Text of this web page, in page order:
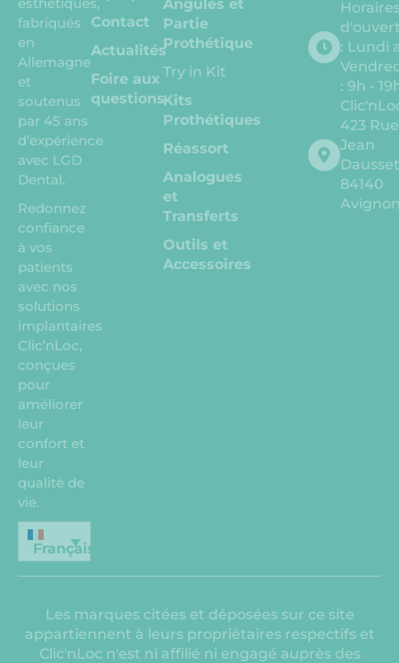
fabriqués
en
Allemagne
et
soutenus
par 45 ans
d’expérience
avec LGD
Dental.
Redonnez
confiance
à vos
patients
avec nos
solutions
implantaires
Clic’nLoc,
conçues
pour
améliorer
leur
confort et
leur
qualité de
vie.
Français
Contact
Actualités
Foire aux
questions
Angulés et
Partie
Prothétique
Try in Kit
Kits
Prothétiques
Réassort
Analogues
et
Transferts
Outils et
Accessoires
: Lundi
: 9h -
423 Rue
Jean
84140
Les marques citées et déposées sur ce site
appartiennent à leurs propriétaires respectifs et
Clic'nLoc n'est ni affilié ni engagé auprès des